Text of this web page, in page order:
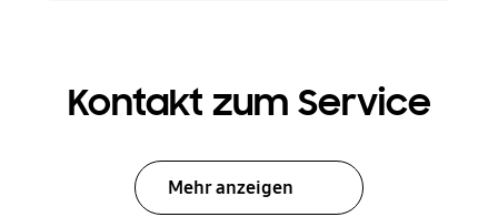
Kontakt zum Service
Mehr anzeigen